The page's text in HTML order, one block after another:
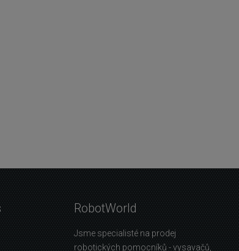
RobotWorld
Jsme specialisté na prodej
robotických pomocníků - vysavačů,